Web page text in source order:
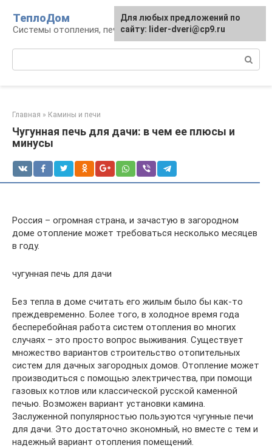
контенту
ТеплоДом
Системы отопления, печи и камины
Главная » Камины и печи
Чугунная печь для дачи: в чем ее плюсы и
минусы
Россия – огромная страна, и зачастую в загородном
доме отопление может требоваться несколько месяцев
в году.
чугунная печь для дачи
Без тепла в доме считать его жилым было бы как-то
преждевременно. Более того, в холодное время года
бесперебойная работа систем отопления во многих
случаях – это просто вопрос выживания. Существует
множество вариантов строительство отопительных
систем для дачных загородных домов. Отопление может
производиться с помощью электричества, при помощи
газовых котлов или классической русской каменной
печью. Возможен вариант установки камина.
Заслуженной популярностью пользуются чугунные печи
для дачи. Это достаточно экономный, но вместе с тем и
надежный вариант отопления помещений.
Для любых предложений по
сайту: lider-dveri@cp9.ru